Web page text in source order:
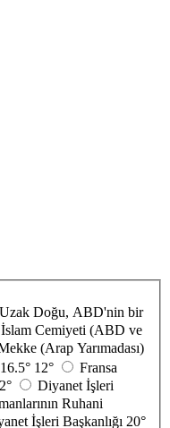
Doğu, ABD'nin bir
Cemiyeti (ABD ve
(Arap Yarımadası)
16.5° 12°
Fransa
Diyanet İşleri
Ruhani
İşleri Başkanlığı 20°